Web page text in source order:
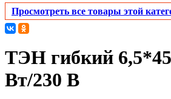
Просмотреть все товары этой
ТЭН гибкий
Вт/230 В